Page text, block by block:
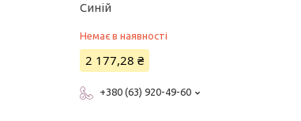
Cиній
Немає в наявності
2 177,28 ₴
+380 (63) 920-49-60